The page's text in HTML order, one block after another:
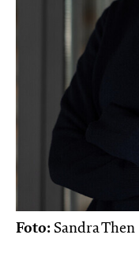
Foto: Sandra Then